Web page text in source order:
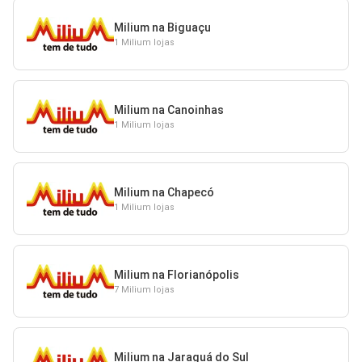
Milium na Biguaçu
1 Milium lojas
Milium na Canoinhas
1 Milium lojas
Milium na Chapecó
1 Milium lojas
Milium na Florianópolis
7 Milium lojas
Milium na Jaraguá do Sul